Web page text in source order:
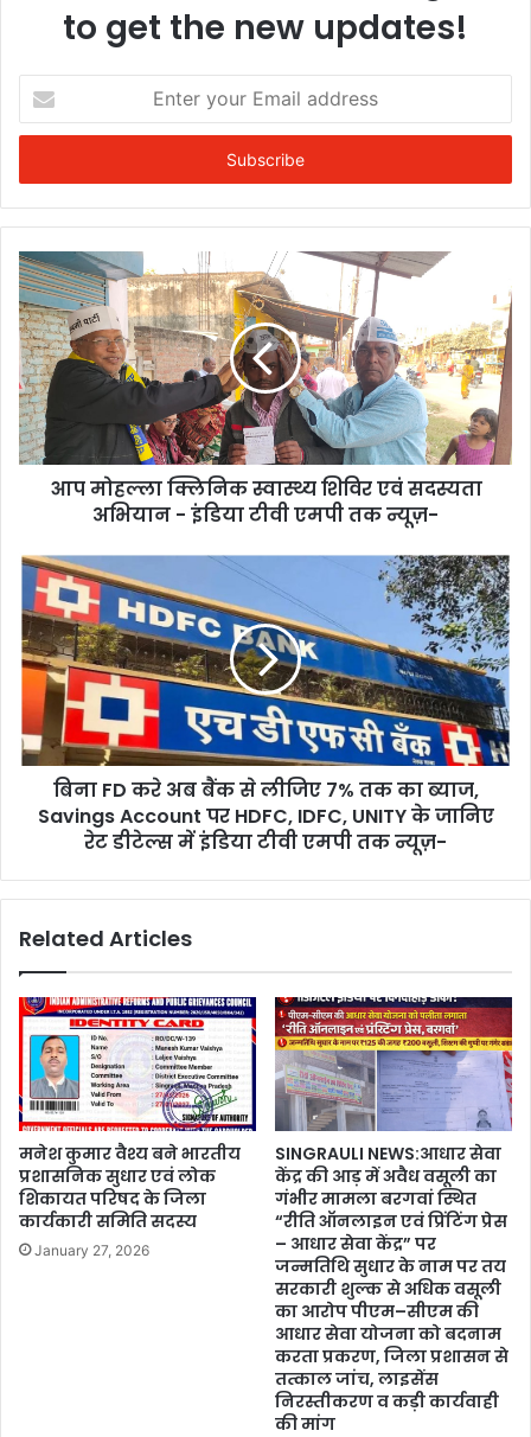
to get the new updates!
your
Email
आप मोहल्ला क्लिनिक स्वास्थ्य शिविर एवं सदस्यता
अभियान - इंडिया टीवी एमपी तक न्यूज़-
बिना FD करे अब बैंक से लीजिए 7% तक का ब्याज,
Savings Account पर HDFC, IDFC, UNITY के जानिए
रेट डीटेल्स में इंडिया टीवी एमपी तक न्यूज़-
Related Articles
मनेश कुमार वैश्य बने भारतीय
प्रशासनिक सुधार एवं लोक
शिकायत परिषद के जिला
कार्यकारी समिति सदस्य
January 27, 2026
SINGRAULI NEWS:आधार सेवा
केंद्र की आड़ में अवैध वसूली का
गंभीर मामला बरगवां स्थित
“रीति ऑनलाइन एवं प्रिंटिंग प्रेस
– आधार सेवा केंद्र” पर
जन्मतिथि सुधार के नाम पर तय
सरकारी शुल्क से अधिक वसूली
का आरोप पीएम–सीएम की
आधार सेवा योजना को बदनाम
करता प्रकरण, जिला प्रशासन से
तत्काल जांच, लाइसेंस
निरस्तीकरण व कड़ी कार्यवाही
की मांग